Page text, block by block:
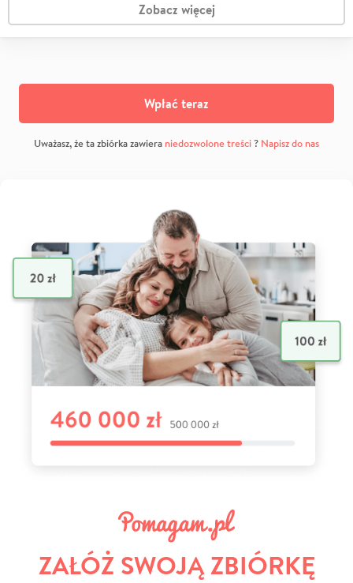
Zobacz więcej
Wpłać teraz
Uważasz, że ta zbiórka zawiera niedozwolone treści? Napisz do nas
ZAŁÓŻ SWOJĄ ZBIÓRKĘ